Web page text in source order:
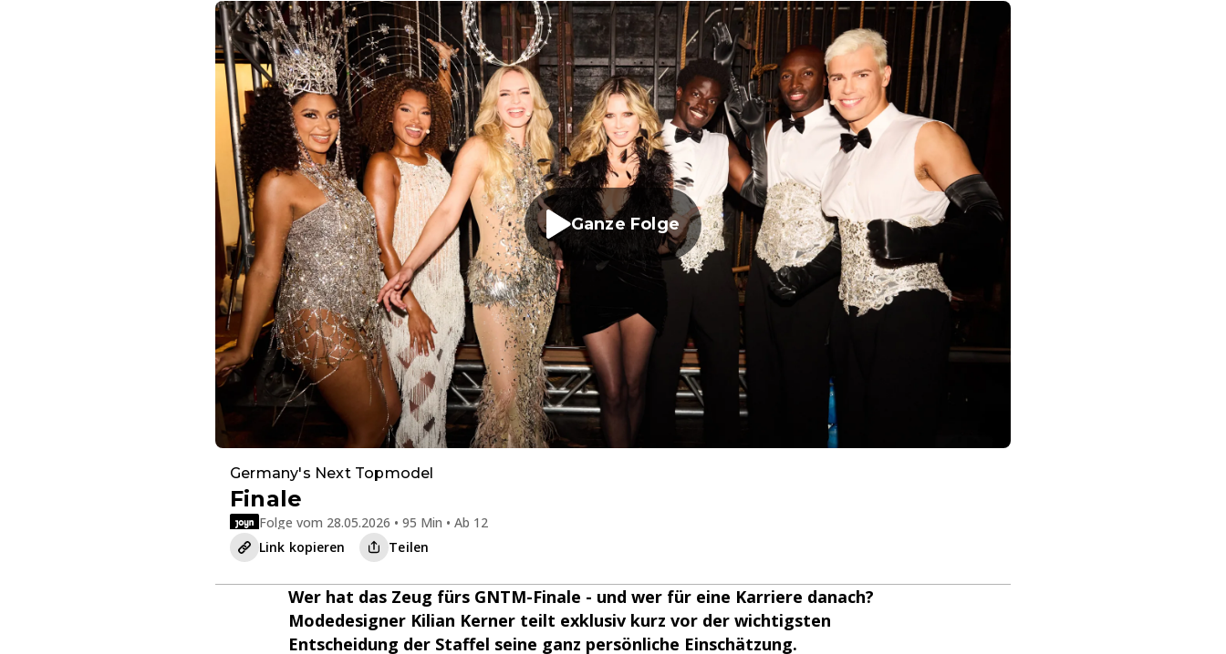
Ganze Folge
Germany's Next Topmodel
Finale
Folge vom 28.05.2026 • 95 Min • Ab 12
Link kopieren
Teilen
Wer hat das Zeug fürs GNTM-Finale - und wer für eine Karriere danach?
Modedesigner Kilian Kerner teilt exklusiv kurz vor der wichtigsten
Entscheidung der Staffel seine ganz persönliche Einschätzung.